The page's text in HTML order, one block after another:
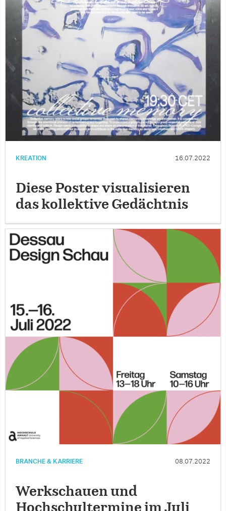
KREATION 16.07.2022
Diese Poster visualisieren
das kollektive Gedächtnis
BRANCHE & KARRIERE 08.07.2022
Werkschauen und
Hochschultermine im Juli